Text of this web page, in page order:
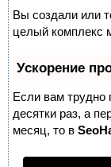
Вы создали или
целый комплекс
Ускорение
Если вам трудно
десятки раз, а
месяц, то в